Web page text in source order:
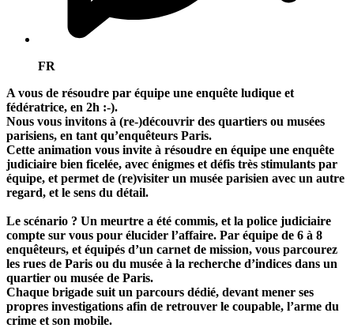
FR
A vous de résoudre par équipe une enquête ludique et
fédératrice, en 2h :-).
Nous vous invitons à (re-)découvrir des quartiers ou musées
parisiens, en tant qu’enquêteurs Paris.
Cette animation vous invite à résoudre en équipe une enquête
judiciaire bien ficelée, avec énigmes et défis très stimulants par
équipe, et permet de (re)visiter un musée parisien avec un autre
regard, et le sens du détail.
Le scénario ? Un meurtre a été commis, et la police judiciaire
compte sur vous pour élucider l’affaire. Par équipe de 6 à 8
enquêteurs, et équipés d’un carnet de mission, vous parcourez
les rues de Paris ou du musée à la recherche d’indices dans un
quartier ou musée de Paris.
Chaque brigade suit un parcours dédié, devant mener ses
propres investigations afin de retrouver le coupable, l’arme du
crime et son mobile.